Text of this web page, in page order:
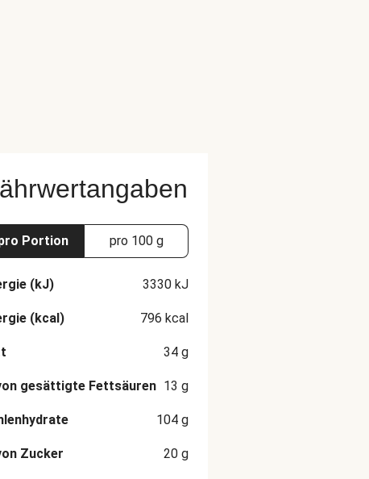
Portion pro 100 g
(kJ) 3330 kJ
(kcal) 796 kcal
34 g
gesättigte Fettsäuren 13 g
104 g
Zucker 20 g